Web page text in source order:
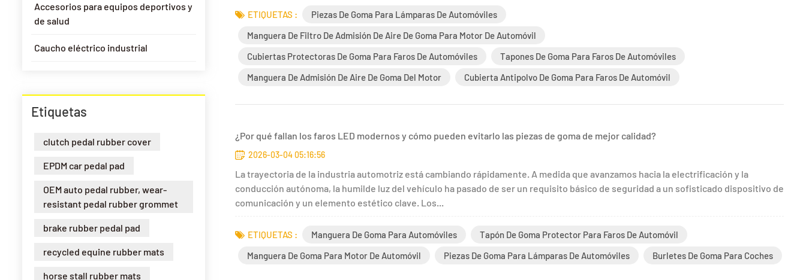
Accesorios para equipos deportivos y
de salud
Caucho eléctrico industrial
Etiquetas
clutch pedal rubber cover
EPDM car pedal pad
OEM auto pedal rubber, wear-
resistant pedal rubber grommet
brake rubber pedal pad
recycled equine rubber mats
horse stall rubber mats
ETIQUETAS :
Piezas De Goma Para Lámparas De Automóviles
Manguera De Filtro De Admisión De Aire De Goma Para Motor De Automóvil
Cubiertas Protectoras De Goma Para Faros De Automóviles
Tapones De Goma Para Faros De Automóviles
Manguera De Admisión De Aire De Goma Del Motor
Cubierta Antipolvo De Goma Para Faros De Automóvil
¿Por qué fallan los faros LED modernos y cómo pueden evitarlo las piezas de goma de mejor calidad?
2026-03-04 05:16:56
La trayectoria de la industria automotriz está cambiando rápidamente. A medida que avanzamos hacia la electrificación y la
conducción autónoma, la humilde luz del vehículo ha pasado de ser un requisito básico de seguridad a un sofisticado dispositivo de
comunicación y un elemento estético clave. Los...
ETIQUETAS : Manguera De Goma Para Automóviles
Tapón De Goma Protector Para Faros De Automóvil
Manguera De Goma Para Motor De Automóvil
Piezas De Goma Para Lámparas De Automóviles Burletes De Goma Para Coches